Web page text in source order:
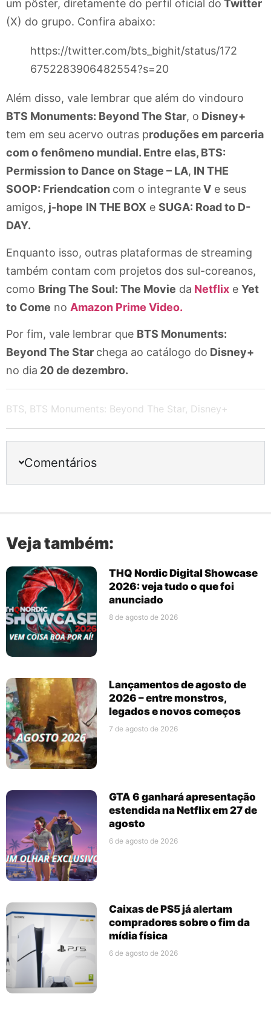
um pôster, diretamente do perfil oficial do Twitter
(X) do grupo. Confira abaixo:
https://twitter.com/bts_bighit/status/172
6752283906482554?s=20
Além disso, vale lembrar que além do vindouro
BTS Monuments: Beyond The Star, o Disney+
tem em seu acervo outras produções em parceria
com o fenômeno mundial. Entre elas, BTS:
Permission to Dance on Stage – LA, IN THE
SOOP: Friendcation com o integranteV e seus
amigos, j-hope IN THE BOX e SUGA: Road to D-
DAY.
Enquanto isso, outras plataformas de streaming
também contam com projetos dos sul-coreanos,
como Bring The Soul: The Movie da Netflix e Yet
to Come no Amazon Prime Video.
Por fim, vale lembrar que BTS Monuments:
Beyond The Star chega ao catálogo do Disney+
no dia 20 de dezembro.
BTS BTS Monuments: Beyond The Star Disney+
Comentários
Veja também:
THQ Nordic Digital Showcase
2026: veja tudo o que foi
anunciado
8 de agosto de 2026
Lançamentos de agosto de
2026 – entre monstros,
legados e novos começos
7 de agosto de 2026
GTA 6 ganhará apresentação
estendida na Netflix em 27 de
agosto
6 de agosto de 2026
Caixas de PS5 já alertam
compradores sobre o fim da
mídia física
6 de agosto de 2026